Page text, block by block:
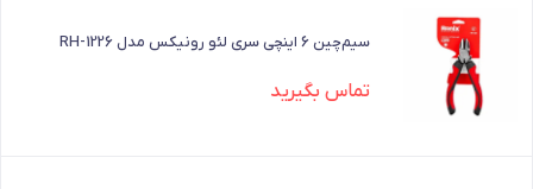
سیم‌چین 6 اینچی سری لئو رونیکس مدل RH-1226
تماس بگیرید